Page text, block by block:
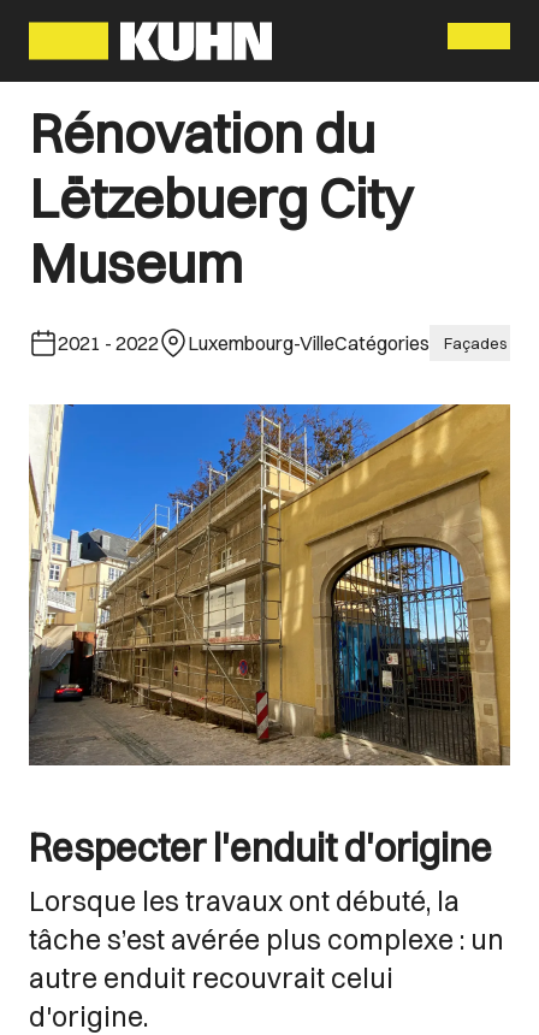
Rénovation du
Lëtzebuerg City
Museum
2021 - 2022 Luxembourg-VilleCatégories Façades
Respecter l'enduit d'origine
Lorsque les travaux ont débuté, la
tâche s’est avérée plus complexe : un
autre enduit recouvrait celui
d'origine.
Menu